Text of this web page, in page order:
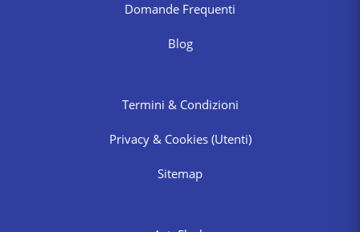
Domande Frequenti
Blog
Termini & Condizioni
Privacy & Cookies (Utenti)
Sitemap